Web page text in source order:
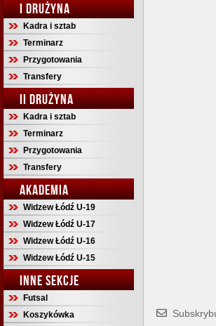
I DRUŻYNA
Kadra i sztab
Terminarz
Przygotowania
Transfery
II DRUŻYNA
Kadra i sztab
Terminarz
Przygotowania
Transfery
AKADEMIA
Widzew Łódź U-19
Widzew Łódź U-17
Widzew Łódź U-16
Widzew Łódź U-15
INNE SEKCJE
Futsal
Koszykówka